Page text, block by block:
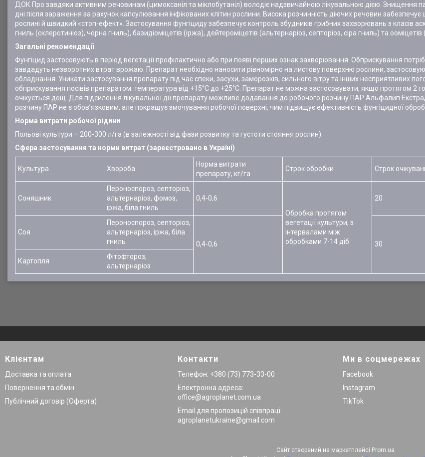
ДОК Про завдяки активним речовинам (цимоксаніл та міклобутаніл) володіє надзвичайною лікувальною дією. Знищення
дні після зараження за рахунок капсулювання інфікованих клітин рослини. Висока розчинність діючих речовин
рослині й швидкий «стоп-ефект». Застосування фунгіциду забезпечує контроль збудників грибних захворювань з класів
гниль (склеротиніоз), чорна гниль), базидіоміцетів (іржа), дейтероміцетів (альтернаріоз, септоріоз, сіра гниль) та
Загальні рекомендації
Фунгіцид застосовують в період вегетації профілактично або при появі перших ознак захворювання. Обприскування
завдадуть незворотних втрат врожаю. Препарат необхідно наносити рівномірно на листову поверхню рослини,
обладнання. Уникати застосування препарату під час спеки, засухи, заморозків, сильного вітру та інших несприятливих
обприскування посівів препаратом: температура від +15°С до +25°С. Препарат не можна застосовувати, якщо протягом 2
очікується дощ. Для підсилення лікувальної дії препарату можливе додавання до робочого розчину ПАР Альфалип
розчину ПАР не є обов’язковим, але покращує змочування робочої поверхні, чим підвищує ефективність фунгіцидної
Норма витрати робочої рідини
Польові культури – 200-300 л/га (в залежності від фази розвитку та густоти стояння рослин).
Cфера застосування та норми витрат (зареєстровано в Україні)
Культура Хвороба
Норма витрати
препарату, кг/га
Строк обробки Строк
Соняшник
Пероноспороз, септоріоз,
альтернаріоз, фомоз,
іржа, біла гниль
0,4-0,6
Обробка протягом
вегетації культури, з
інтервалами між
обробками 7-14 діб.
20
Соя
Пероноспороз, септоріоз,
альтернаріоз, іржа, біла
гниль
0,4-0,6 30
Картопля
Фітофтороз,
альтернаріоз
Клієнтам
Доставка та оплата
Повернення та обмін
Публічний договір (Оферта)
Контакти
Телефон: +380 (73) 773-33-00
Електронна адреса:
office@agroplanet.com.ua
Email для пропозицій співпраці:
agroplanetukraine@gmail.com
Ми в соцмережах
Facebook
Instagram
TikTok
Сайт створений на маркетплейсі Prom.ua